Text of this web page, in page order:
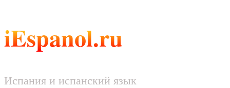
iEspanol.ru
Испания и испанский язык